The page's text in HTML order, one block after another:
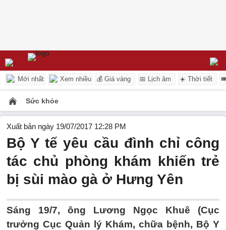
Mới nhất Xem nhiều 💰 Giá vàng 📅 Lịch âm ☀️ Thời tiết
Sức khỏe
Xuất bản ngày 19/07/2017 12:28 PM
Bộ Y tế yêu cầu đình chỉ công
tác chủ phòng khám khiến trẻ
bị sùi mào gà ở Hưng Yên
Sáng 19/7, ông Lương Ngọc Khuê (Cục
trưởng Cục Quản lý Khám, chữa bệnh, Bộ Y